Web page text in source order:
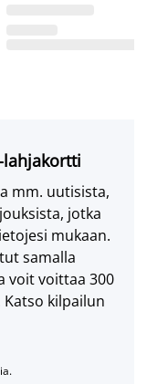
lahjakortti
mm. uutisista,
jotka
mukaan.
samalla
voit voittaa 300
Katso kilpailun